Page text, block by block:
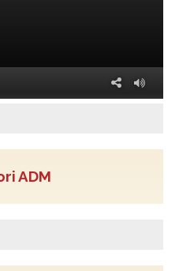
ADM